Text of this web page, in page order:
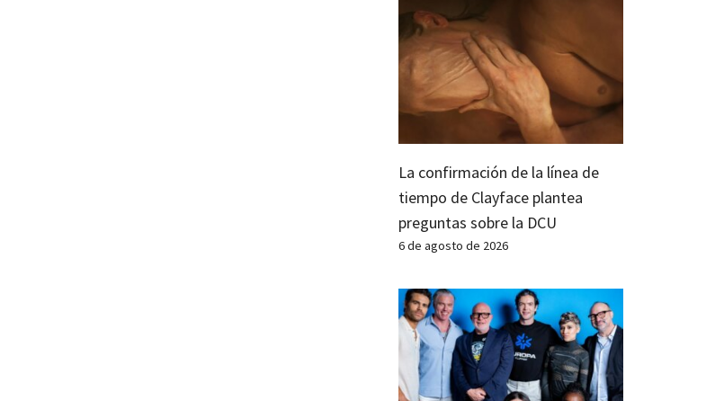
La confirmación de la línea de
tiempo de Clayface plantea
preguntas sobre la DCU
6 de agosto de 2026